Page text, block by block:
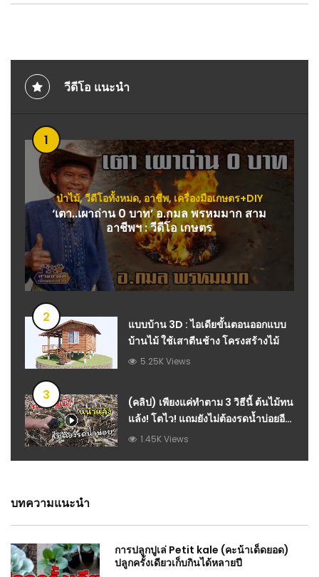
วีดีโอ แนะนำ
1
ป่าไม้,วีดีโอทั้งหมด,อาชีพ,เครื่องมือเกษตร+DIY
‘เตา..เผาถ่าน 0 บาท’ อ.กมล พรหมมาก สาม
อาชีพฯ : วีดีโอ เกษตร
2
แบบบ้าน 3D : ไอเดียขั้นตอนออกแบบ
บ้านไม้ ใช้เสาตีนช้าง โครงสร้างไม้
5.25K Views
3
(คลิป) เพียงแค่ทำตาม 3 วิธีนี้ ต้นไม้ทน
แล้ง! โตไว! แถมยังไม่ต้องรดน้ำบ่อยอีก
ต่างหาก : วีดีโอ เกษตร
1.45K Views
บทความแนะนำ
การปลูกปูเล่ Petit kale (คะน้าเด็ดยอด)
ปลูกครั้งเดียวเก็บกินได้หลายปี